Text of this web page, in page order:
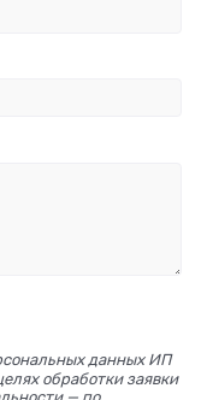
данных ИП
обработки заявки